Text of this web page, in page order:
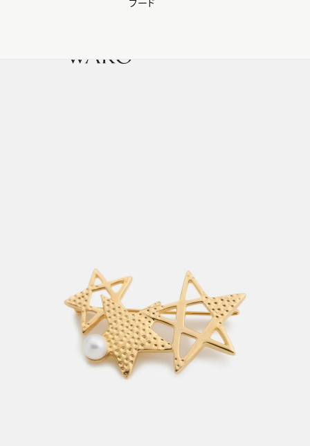
【会員様限定】夏のプレゼントキャンペーン開催中
フード